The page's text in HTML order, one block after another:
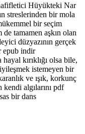
Hüyükteki Nar
streslerinden bir mola
bir seçim
tamamen aşkın olan
düzyazının gerçek
epub indir
kırıklığı olsa bile,
istemeyen bir
ve ışık, korkunç
algılarını pdf
bir dans